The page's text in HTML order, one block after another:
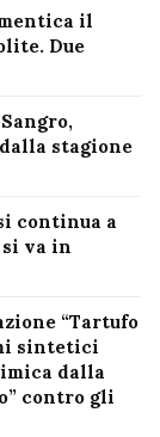
il
Due
stagione
continua a
va in
“Tartufo
sintetici
dalla
contro gli